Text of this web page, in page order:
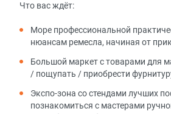
Что вас ждёт:
Море профессиональной
нюансам ремесла, начиная от
Большой маркет с товарами для
/ пощупать / приобрести
Экспо-зона со стендами лучших
познакомиться с мастерами